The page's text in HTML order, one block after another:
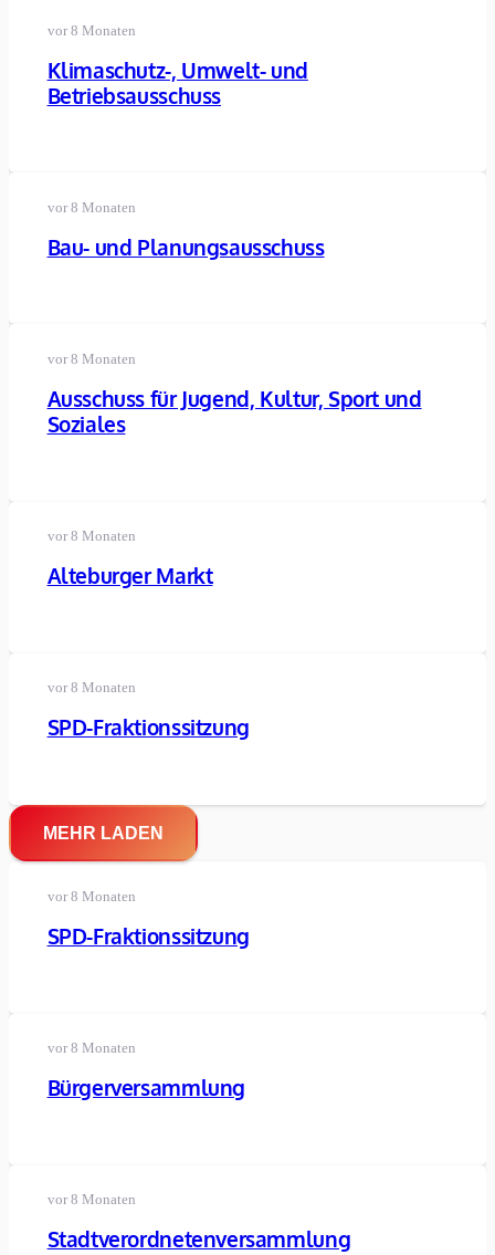
vor 8 Monaten
Klimaschutz-, Umwelt- und
Betriebsausschuss
vor 8 Monaten
Bau- und Planungsausschuss
vor 8 Monaten
Ausschuss für Jugend, Kultur, Sport und
Soziales
vor 8 Monaten
Alteburger Markt
vor 8 Monaten
SPD-Fraktionssitzung
MEHR LADEN
vor 8 Monaten
SPD-Fraktionssitzung
vor 8 Monaten
Bürgerversammlung
vor 8 Monaten
Stadtverordnetenversammlung